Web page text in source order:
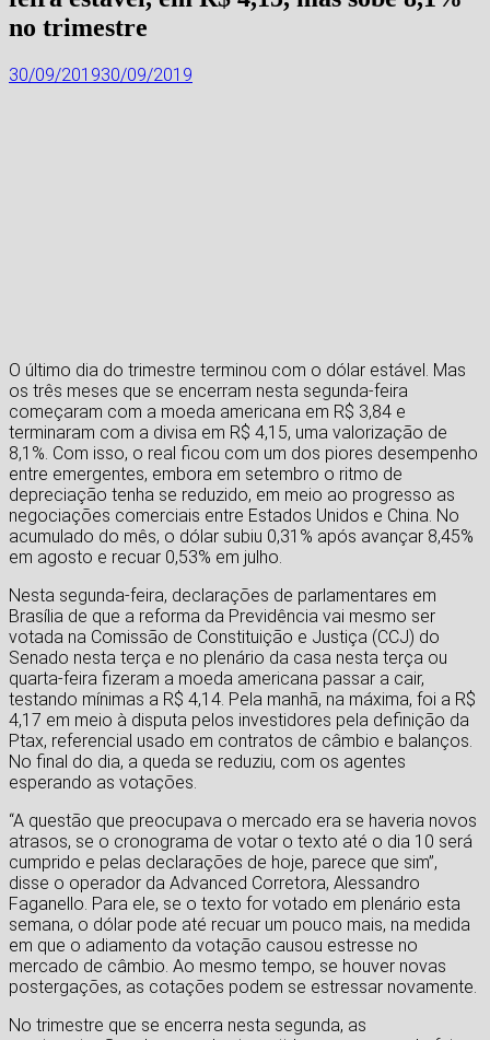
no trimestre
30/09/201930/09/2019
O último dia do trimestre terminou com o dólar estável. Mas
os três meses que se encerram nesta segunda-feira
começaram com a moeda americana em R$ 3,84 e
terminaram com a divisa em R$ 4,15, uma valorização de
8,1%. Com isso, o real ficou com um dos piores desempenho
entre emergentes, embora em setembro o ritmo de
depreciação tenha se reduzido, em meio ao progresso as
negociações comerciais entre Estados Unidos e China. No
acumulado do mês, o dólar subiu 0,31% após avançar 8,45%
em agosto e recuar 0,53% em julho.
Nesta segunda-feira, declarações de parlamentares em
Brasília de que a reforma da Previdência vai mesmo ser
votada na Comissão de Constituição e Justiça (CCJ) do
Senado nesta terça e no plenário da casa nesta terça ou
quarta-feira fizeram a moeda americana passar a cair,
testando mínimas a R$ 4,14. Pela manhã, na máxima, foi a R$
4,17 em meio à disputa pelos investidores pela definição da
Ptax, referencial usado em contratos de câmbio e balanços.
No final do dia, a queda se reduziu, com os agentes
esperando as votações.
“A questão que preocupava o mercado era se haveria novos
atrasos, se o cronograma de votar o texto até o dia 10 será
cumprido e pelas declarações de hoje, parece que sim”,
disse o operador da Advanced Corretora, Alessandro
Faganello. Para ele, se o texto for votado em plenário esta
semana, o dólar pode até recuar um pouco mais, na medida
em que o adiamento da votação causou estresse no
mercado de câmbio. Ao mesmo tempo, se houver novas
postergações, as cotações podem se estressar novamente.
No trimestre que se encerra nesta segunda, as